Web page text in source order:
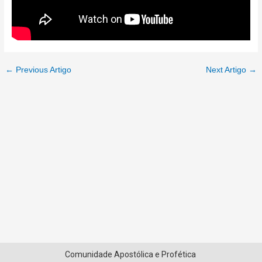
← Previous Artigo Next Artigo →
Comunidade Apostólica e Profética